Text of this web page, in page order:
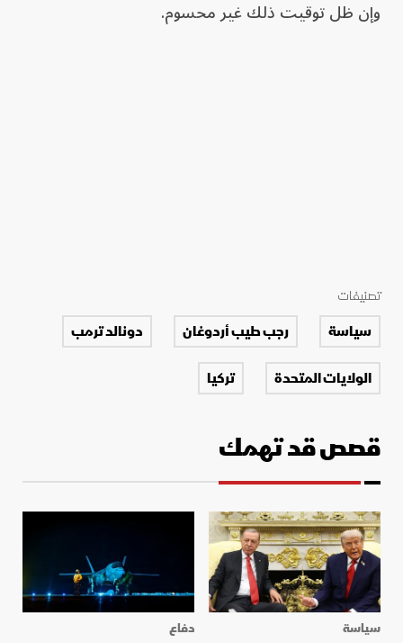
وإن ظل توقيت ذلك غير محسوم.
تصنيفات
سياسة رجب طيب أردوغان
دونالد ترمب
الولايات المتحدة
تركيا
قصص قد تهمك
سياسة
دفاع